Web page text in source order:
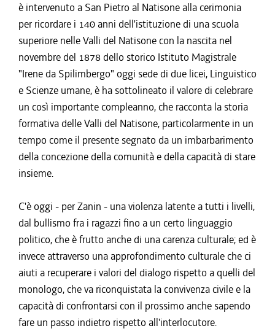
è intervenuto a San Pietro al Natisone alla cerimonia
per ricordare i 140 anni dell'istituzione di una scuola
superiore nelle Valli del Natisone con la nascita nel
novembre del 1878 dello storico Istituto Magistrale
"Irene da Spilimbergo" oggi sede di due licei, Linguistico
e Scienze umane, è ha sottolineato il valore di celebrare
un così importante compleanno, che racconta la storia
formativa delle Valli del Natisone, particolarmente in un
tempo come il presente segnato da un imbarbarimento
della concezione della comunità e della capacità di stare
insieme.
C'è oggi - per Zanin - una violenza latente a tutti i livelli,
dal bullismo fra i ragazzi fino a un certo linguaggio
politico, che è frutto anche di una carenza culturale; ed è
invece attraverso una approfondimento culturale che ci
aiuti a recuperare i valori del dialogo rispetto a quelli del
monologo, che va riconquistata la convivenza civile e la
capacità di confrontarsi con il prossimo anche sapendo
fare un passo indietro rispetto all'interlocutore.